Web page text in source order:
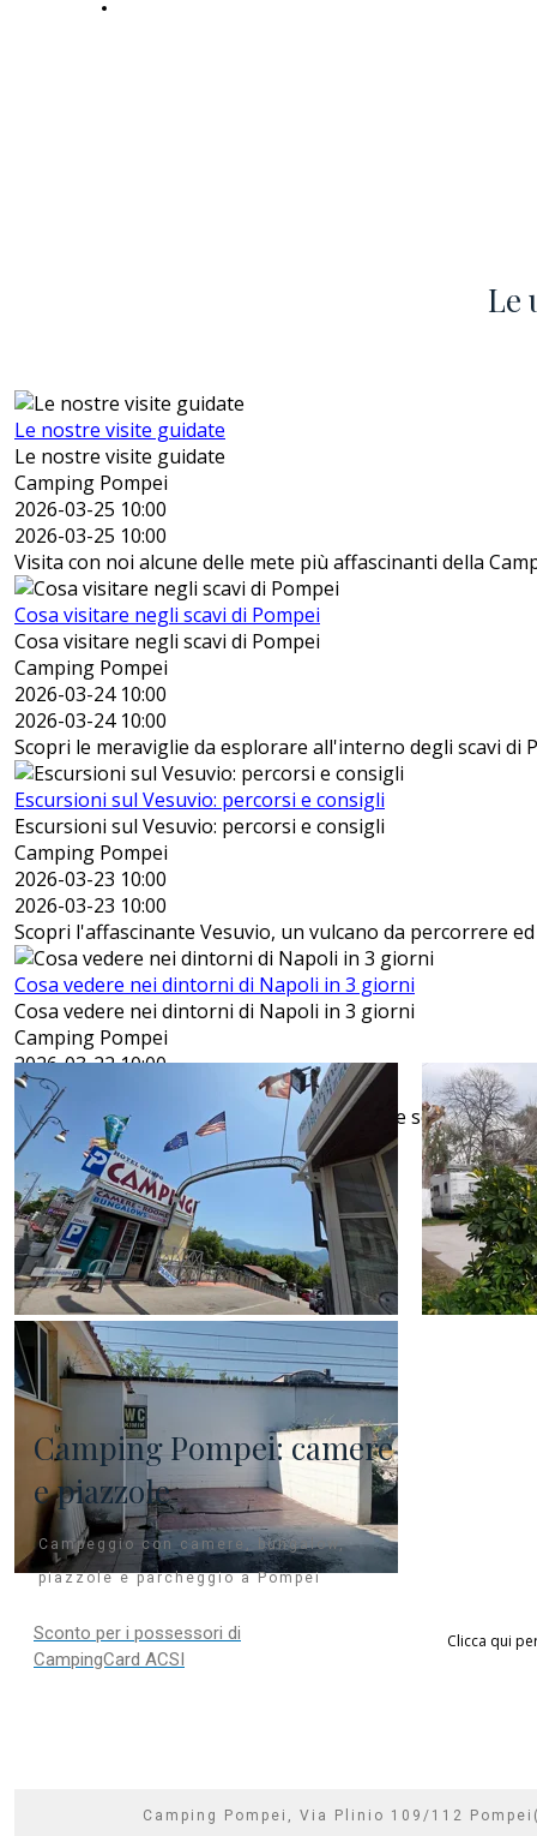
Camping Pompei: camere
e piazzole
Campeggio con camere, bungalow,
piazzole e parcheggio a Pompei
Sconto per i possessori di
CampingCard ACSI
Clicca qui
Camping Pompei, Via Plinio 109/112
Le
Le nostre visite guidate
Le nostre visite guidate
Camping Pompei
2026-03-25 10:00
2026-03-25 10:00
Visita con noi alcune delle mete più affascinanti della
Cosa visitare negli scavi di Pompei
Cosa visitare negli scavi di Pompei
Camping Pompei
2026-03-24 10:00
2026-03-24 10:00
Scopri le meraviglie da esplorare all'interno degli scavi di
Escursioni sul Vesuvio: percorsi e consigli
Escursioni sul Vesuvio: percorsi e consigli
Camping Pompei
2026-03-23 10:00
2026-03-23 10:00
Scopri l'affascinante Vesuvio, un vulcano da percorrere
Cosa vedere nei dintorni di Napoli in 3 giorni
Cosa vedere nei dintorni di Napoli in 3 giorni
Camping Pompei
2026-03-22 10:00
2026-03-22 10:00
Scopri cosa puoi fare in soli 3 giorni mentre soggiorni al